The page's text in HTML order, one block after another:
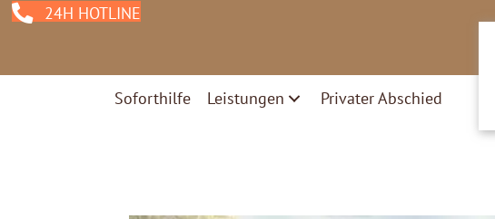
Soforthilfe Leistungen Privater Abschied
24H HOTLINE